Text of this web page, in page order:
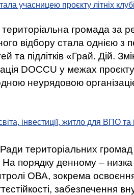
учасницею проєкту літніх
територіальна громада за
відбору стала однією
та підлітків «Грай. Дій.
DOCCU у межах
неурядовою
інвестиції, житло для ВПО
територіальних громад
На порядку денному –
ОВА, зокрема освоєння
забезпечення